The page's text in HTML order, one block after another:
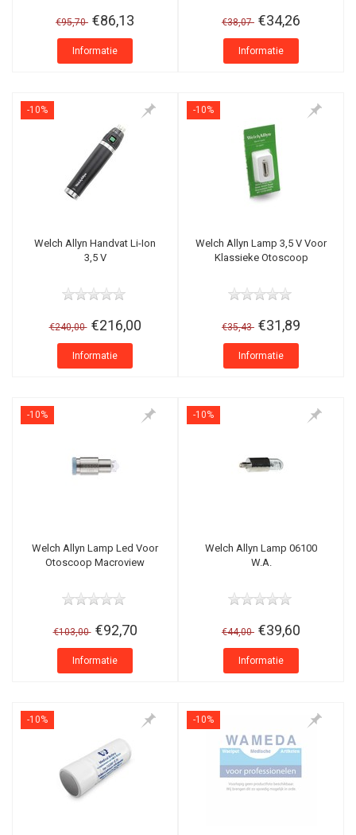
€95,70 €86,13
Informatie
€38,07 €34,26
Informatie
-10%
Welch Allyn Handvat Li-Ion
3,5 V
€240,00 €216,00
Informatie
-10%
Welch Allyn Lamp 3,5 V Voor
Klassieke Otoscoop
€35,43 €31,89
Informatie
-10%
Welch Allyn Lamp Led Voor
Otoscoop Macroview
€103,00 €92,70
Informatie
-10%
Welch Allyn Lamp 06100
W.A.
€44,00 €39,60
Informatie
-10% -10%